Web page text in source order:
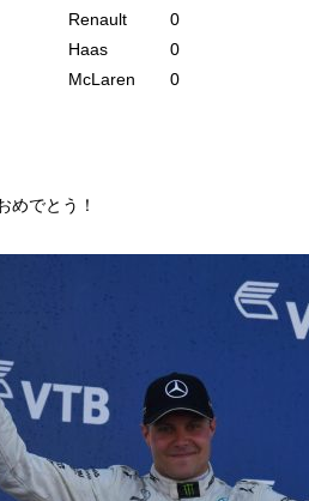
Renault
0
Haas
0
McLaren 0
めでとう！